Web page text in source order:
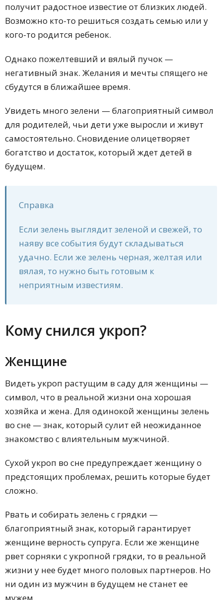
получит радостное известие от близких людей.
Возможно кто-то решиться создать семью или у
кого-то родится ребенок.
Однако пожелтевший и вялый пучок —
негативный знак. Желания и мечты спящего не
сбудутся в ближайшее время.
Увидеть много зелени — благоприятный символ
для родителей, чьи дети уже выросли и живут
самостоятельно. Сновидение олицетворяет
богатство и достаток, который ждет детей в
будущем.
Справка
Если зелень выглядит зеленой и свежей, то
наяву все события будут складываться
удачно. Если же зелень черная, желтая или
вялая, то нужно быть готовым к
неприятным известиям.
Кому снился укроп?
Женщине
Видеть укроп растущим в саду для женщины —
символ, что в реальной жизни она хорошая
хозяйка и жена. Для одинокой женщины зелень
во сне — знак, который сулит ей неожиданное
знакомство с влиятельным мужчиной.
Сухой укроп во сне предупреждает женщину о
предстоящих проблемах, решить которые будет
сложно.
Рвать и собирать зелень с грядки —
благоприятный знак, который гарантирует
женщине верность супруга. Если же женщине
рвет сорняки с укропной грядки, то в реальной
жизни у нее будет много половых партнеров. Но
ни один из мужчин в будущем не станет ее